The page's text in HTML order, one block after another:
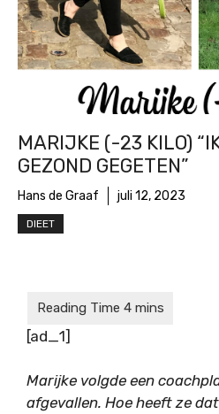
MARIJKE (-23 KILO)
GEZOND GEGETEN”
Hans de Graaf juli 12, 2023
DIEET
[ad_1]
Marijke volgde een
afgevallen. Hoe heeft ze